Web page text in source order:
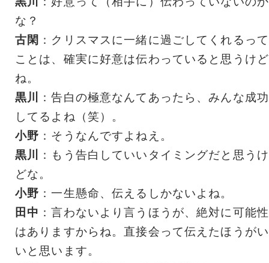
な？
古閑 ：クリスマスに一緒に過ごしてくれるって
ことは、確実に好意は伝わっていると思うけど
ね。
黒川
：告白の極意なんてあったら、みんな成功
してるよね（笑）。
小野 ：そうなんですよねえ。
黒川
：もう告白していいタイミングだと思うけ
どな。
小野 ：一生懸命、伝えるしかないよね。
田中 ：言わないより言うほうが、絶対に可能性
はありますからね。直接会って伝えたほうがい
いと思います。